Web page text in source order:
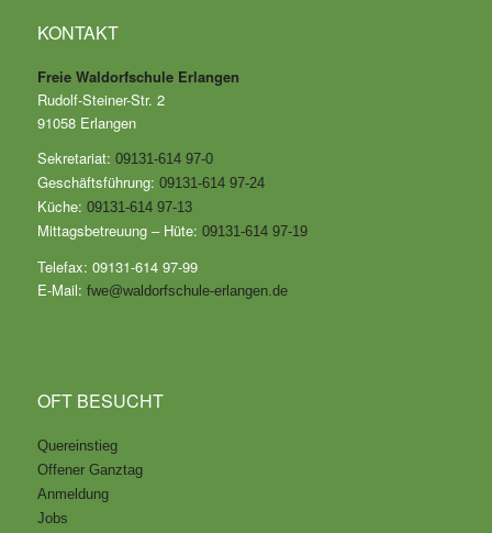
KONTAKT
Freie Waldorfschule Erlangen
Rudolf-Steiner-Str. 2
91058 Erlangen
Sekretariat: 09131-614 97-0
Geschäftsführung: 09131-614 97-24
Küche: 09131-614 97-13
Mittagsbetreuung – Hüte: 09131-614 97-19
Telefax: 09131-614 97-99
E-Mail: fwe@waldorfschule-erlangen.de
OFT BESUCHT
Quereinstieg
Offener Ganztag
Anmeldung
Jobs